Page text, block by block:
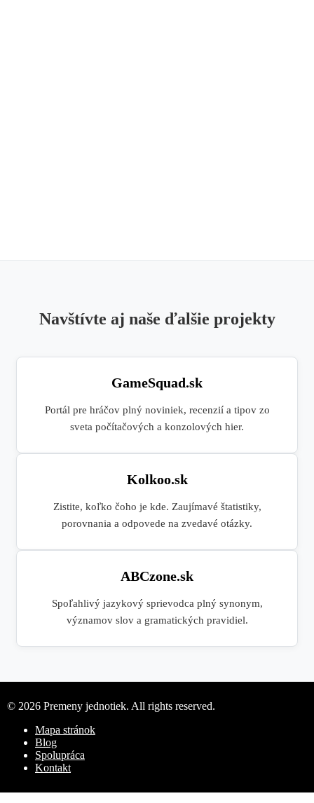
Navštívte aj naše ďalšie projekty
GameSquad.sk
Portál pre hráčov plný noviniek, recenzií a tipov zo
sveta počítačových a konzolových hier.
Kolkoo.sk
Zistite, koľko čoho je kde. Zaujímavé štatistiky,
porovnania a odpovede na zvedavé otázky.
ABCzone.sk
Spoľahlivý jazykový sprievodca plný synonym,
významov slov a gramatických pravidiel.
© 2026 Premeny jednotiek. All rights reserved.
Mapa stránok
Blog
Spolupráca
Kontakt